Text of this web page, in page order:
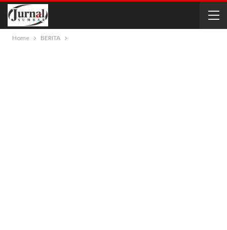
Home BERITA